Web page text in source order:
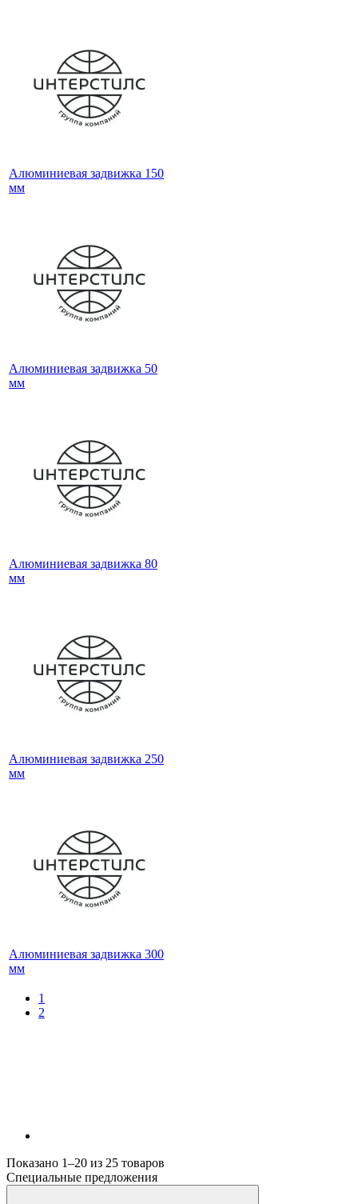
Алюминиевая задвижка 150
мм
Алюминиевая задвижка 50
мм
Алюминиевая задвижка 80
мм
Алюминиевая задвижка 250
мм
Алюминиевая задвижка 300
мм
1
2
Показано 1–20 из 25 товаров
Специальные предложения